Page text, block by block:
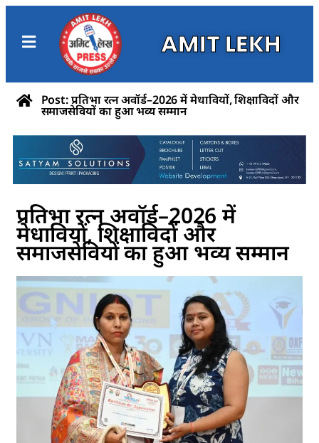
AMIT LEKH
Post: प्रतिभा रत्न अवॉर्ड–2026 में मेधावियों, शिक्षाविदों और
समाजसेवियों का हुआ भव्य सम्मान
प्रतिभा रत्न अवॉर्ड–2026 में
मेधावियों, शिक्षाविदों और
समाजसेवियों का हुआ भव्य सम्मान